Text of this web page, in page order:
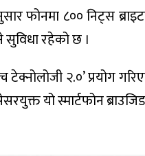
फोनमा ८०० निट्स
रहेको छ ।
टेक्नोलोजी २.०’ प्रयोग
यो स्मार्टफोन